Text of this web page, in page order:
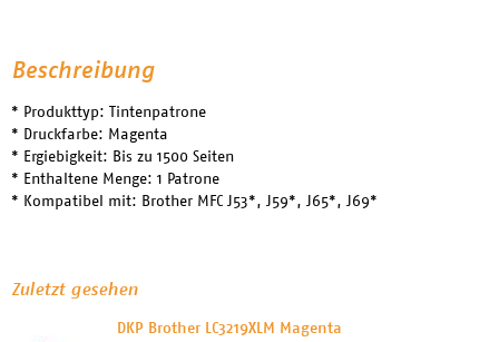
Beschreibung
* Produkttyp: Tintenpatrone
* Druckfarbe: Magenta
* Ergiebigkeit: Bis zu 1500 Seiten
* Enthaltene Menge: 1 Patrone
* Kompatibel mit: Brother MFC J53*, J59*, J65*, J69*
Zuletzt gesehen
DKP Brother LC3219XLM Magenta